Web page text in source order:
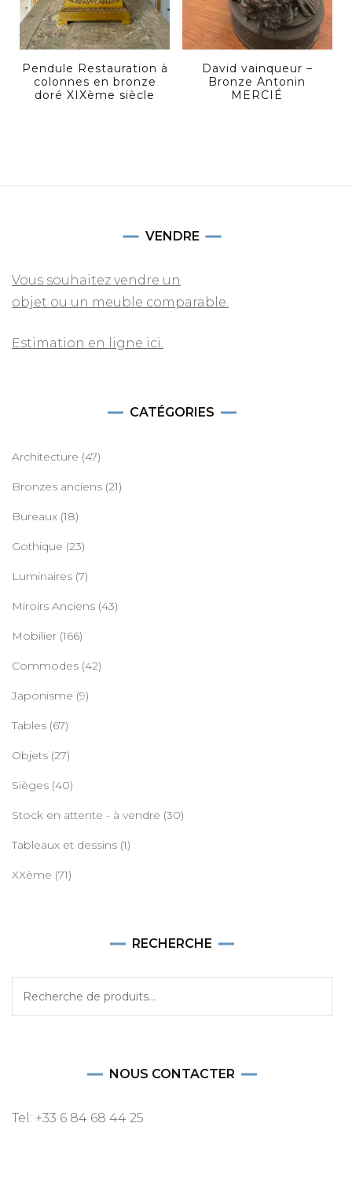
Pendule Restauration à
colonnes en bronze
doré XIXème siècle
David vainqueur –
Bronze Antonin
MERCIÉ
VENDRE
Vous souhaitez vendre un
objet ou un meuble comparable.
Estimation en ligne ici.
CATÉGORIES
Architecture (47)
Bronzes anciens (21)
Bureaux (18)
Gothique (23)
Luminaires (7)
Miroirs Anciens (43)
Mobilier (166)
Commodes (42)
Japonisme (9)
Tables (67)
Objets (27)
Sièges (40)
Stock en attente - à vendre (30)
Tableaux et dessins (1)
XXème (71)
RECHERCHE
NOUS CONTACTER
Tel: +33 6 84 68 44 25